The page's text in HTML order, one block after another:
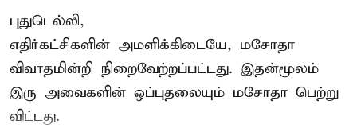
புதுடெல்லி,
எதிர்கட்சிகளின் அமளிக்கிடையே, மசோதா
விவாதமின்றி நிறைவேற்றப்பட்டது. இதன்மூலம்
இரு அவைகளின் ஒப்புதலையும் மசோதா பெற்று
விட்டது.